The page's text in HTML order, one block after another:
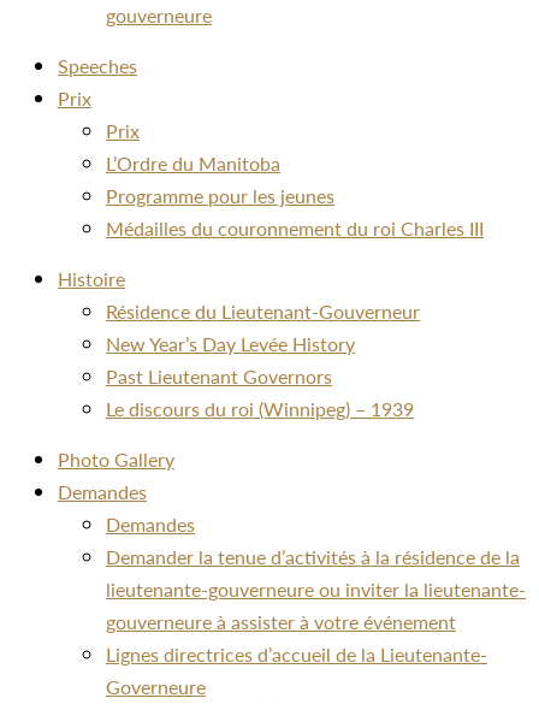
gouverneure
Speeches
Prix
Prix
L’Ordre du Manitoba
Programme pour les jeunes
Médailles du couronnement du roi Charles III
Histoire
Résidence du Lieutenant-Gouverneur
New Year’s Day Levée History
Past Lieutenant Governors
Le discours du roi (Winnipeg) – 1939
Photo Gallery
Demandes
Demandes
Demander la tenue d’activités à la résidence de la
lieutenante-gouverneure ou inviter la lieutenante-
gouverneure à assister à votre événement
Lignes directrices d’accueil de la Lieutenante-
Governeure